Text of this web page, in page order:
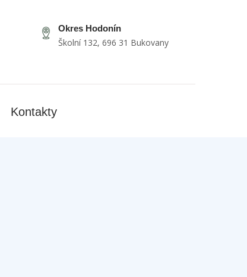
Okres Hodonín
Školní 132, 696 31 Bukovany
Kontakty